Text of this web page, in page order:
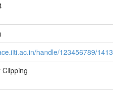
handle/123456789/
Clipping